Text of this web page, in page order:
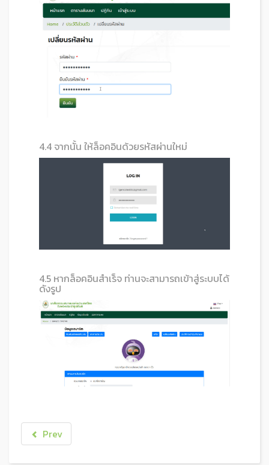
4.4 จากนั้น ให้ล็อคอินด้วยรหัสผ่านใหม่
4.5 หากล็อคอินสำเร็จ ท่านจะสามารถเข้าสู่ระบบได้
ดังรูป
Prev